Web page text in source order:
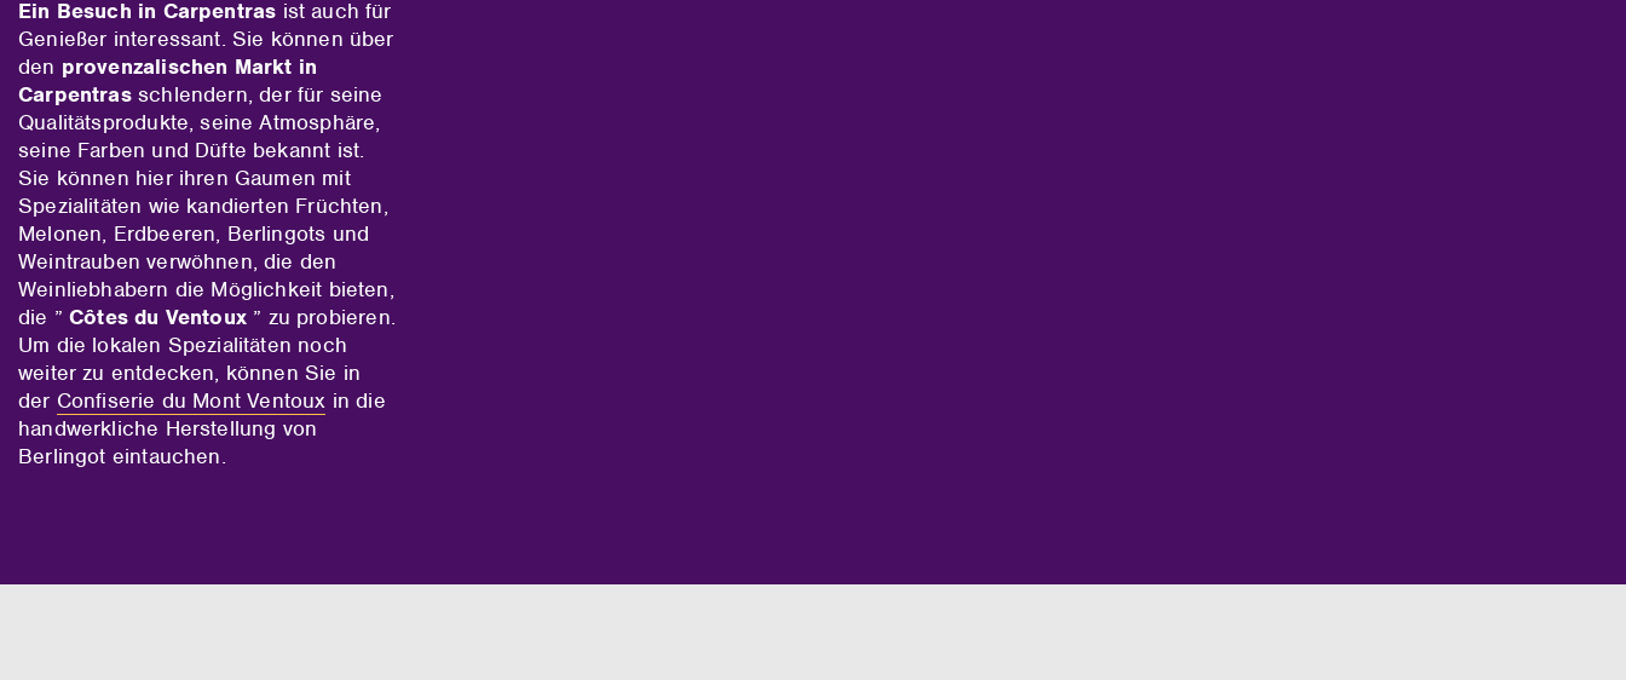
Ein Besuch in Carpentras ist auch für
Genießer interessant. Sie können über
den provenzalischen Markt in
Carpentrasschlendern, der für seine
Qualitätsprodukte, seine Atmosphäre,
seine Farben und Düfte bekannt ist.
Sie können hier ihren Gaumen mit
Spezialitäten wie kandierten Früchten,
Melonen, Erdbeeren, Berlingots und
Weintrauben verwöhnen, die den
Weinliebhabern die Möglichkeit bieten,
die ”Côtes du Ventoux” zu probieren.
Um die lokalen Spezialitäten noch
weiter zu entdecken, können Sie in
der Confiserie du Mont Ventoux in die
handwerkliche Herstellung von
Berlingot eintauchen.